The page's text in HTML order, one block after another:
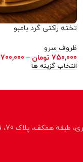
تخته راکتی گرد بامبو
ظروف سرو
750,000 تومان –
700,000
انتخاب گزینه ها
پلاک 70، فروشگاه پاپا